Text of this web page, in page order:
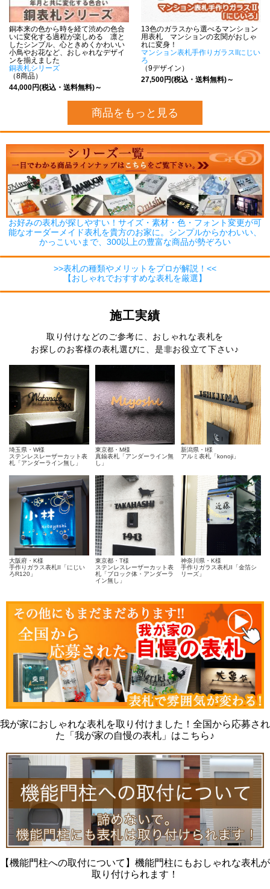
銅本来の色から時を経て渋めの色合
いに変化する過程が楽しめる 凛と
したシンプル、心ときめくかわいい
小鳥やお花など、おしゃれなデザイ
ンを揃えました
銅表札シリーズ
（8商品）
44,000円(税込・送料無料)～
13色のガラスから選べるマンション
用表札 マンションの玄関がおしゃ
れに変身！
マンション表札手作りガラスIIにじい
ろ
（9デザイン）
27,500円(税込・送料無料)～
商品をもっと見る
お好みの表札が探しやすい！サイズ・素材・色・フォント変更が可
能なオーダーメイド表札を貴方のお家に。シンプルからかわいい、
かっこいいまで、300以上の豊富な商品が勢ぞろい
>>表札の種類やメリットをプロが解説！<<
【おしゃれでおすすめな表札を厳選】
施工実績
取り付けなどのご参考に、おしゃれな表札を
お探しのお客様の表札選びに、是非お役立て下さい♪
埼玉県・W様
ステンレスレーザーカット表
札「アンダーライン無し」
東京都・M様
真鍮表札「アンダーライン無
し」
新潟県・I様
アルミ表札「konoji」
大阪府・K様
手作りガラス表札II「にじい
ろR120」
東京都・T様
ステンレスレーザーカット表
札「ブロック体・アンダーラ
イン無し」
神奈川県・K様
手作りガラス表札II「金箔シ
リーズ」
我が家におしゃれな表札を取り付けました！全国から応募され
た「我が家の自慢の表札」はこちら♪
【機能門柱への取付について】機能門柱にもおしゃれな表札が
取り付けられます！